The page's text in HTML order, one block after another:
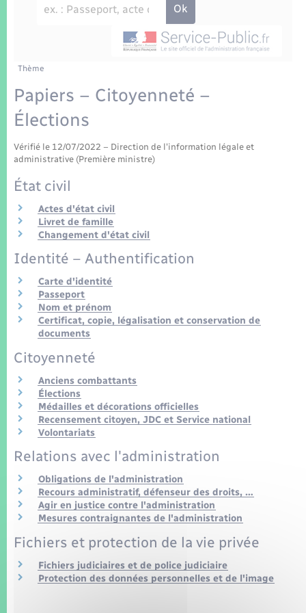
Etat-civil - Papiers - Citoyenneté
Parrainage civil
Recensement
Loisirs
Nouvel habitant
Numérique
Organisation d’événement
Seniors
Transports
Transports scolaires
Voirie et espace public
Travaux - Autorisation d’occupation de l’espace
Plan interactif
Présentation de la commune
Patrimoine – Histoire
Publications
La Communauté de communes
Thème
Papiers – Citoyenneté –
Élections
Vérifié le 12/07/2022 – Direction de l'information légale et
administrative (Première ministre)
État civil
Actes d'état civil
Livret de famille
Changement d'état civil
Identité – Authentification
Carte d'identité
Passeport
Nom et prénom
Certificat, copie, légalisation et conservation de
documents
Citoyenneté
Anciens combattants
Élections
Médailles et décorations officielles
Recensement citoyen, JDC et Service national
Volontariats
Relations avec l'administration
Obligations de l'administration
Recours administratif, défenseur des droits, …
Agir en justice contre l'administration
Mesures contraignantes de l'administration
Fichiers et protection de la vie privée
Fichiers judiciaires et de police judiciaire
Protection des données personnelles et de l'image